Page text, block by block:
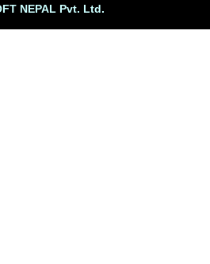
NEPAL Pvt. Ltd.